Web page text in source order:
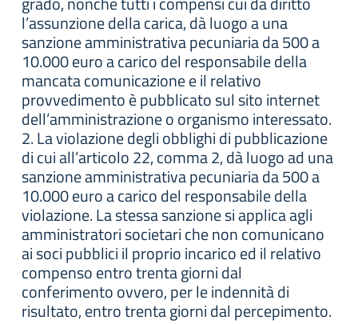
l’assunzione della carica, dà luogo a una
sanzione amministrativa pecuniaria da 500 a
10.000 euro a carico del responsabile della
mancata comunicazione e il relativo
provvedimento è pubblicato sul sito internet
dell’amministrazione o organismo interessato.
2. La violazione degli obblighi di pubblicazione
di cui all’articolo 22, comma 2, dà luogo ad una
sanzione amministrativa pecuniaria da 500 a
10.000 euro a carico del responsabile della
violazione. La stessa sanzione si applica agli
amministratori societari che non comunicano
ai soci pubblici il proprio incarico ed il relativo
compenso entro trenta giorni dal
conferimento ovvero, per le indennità di
risultato, entro trenta giorni dal percepimento.